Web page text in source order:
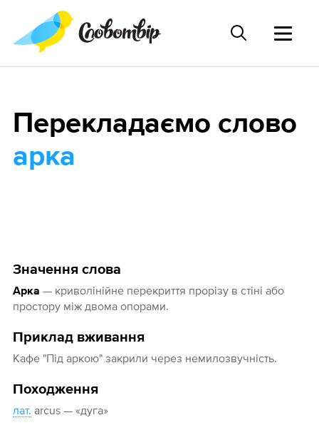
Значення слова
Арка — криволінійне перекриття прорізу в стіні або
простору між двома опорами.
Приклад вживання
Кафе "Під аркою" закрили через немилозвучність.
Походження
лат. arcus — «дуга»
Перекладаємо слово
арка